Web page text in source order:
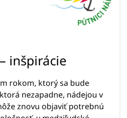
inšpirácie
rokom, ktorý sa bude
nezapadne, nádejou v
znovu objaviť potrebnú